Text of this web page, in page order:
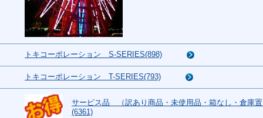
トキコーポレーション S-SERIES(898)
トキコーポレーション T-SERIES(793)
サービス品 （訳あり商品・未使用品・箱なし・倉庫置
(6361)